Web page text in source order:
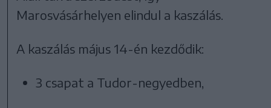
Marosvásárhelyen elindul a kaszálás.
A kaszálás május 14-én kezdődik:
3 csapat a Tudor-negyedben,